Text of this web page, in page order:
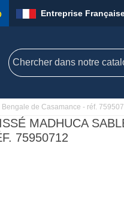
Entreprise
de Casamance - réf.
MADHUCA
75950712